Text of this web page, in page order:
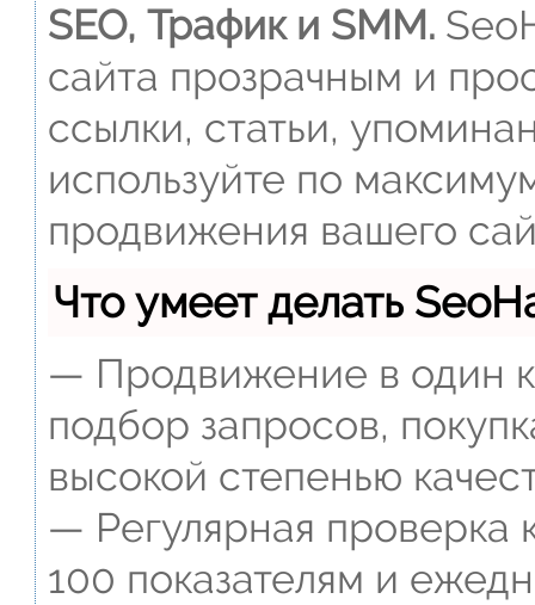
SEO, Трафик и SMM.
сайта прозрачным и
ссылки, статьи,
используйте по
продвижения вашего
Что умеет делать
— Продвижение в один
подбор запросов,
высокой степенью
— Регулярная проверка
100 показателям и